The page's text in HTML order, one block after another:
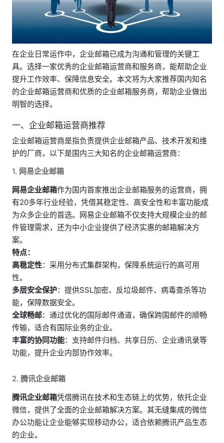
在企业日常运作中，企业邮箱已成为沟通和管理的关键工
具。选择一家优秀的企业邮箱运营商和服务商，能帮助企业
提升工作效率、保障信息安全。本文将为大家推荐国内知名
的企业邮箱运营商和优质的企业邮箱服务商，帮助企业做出
明智的选择。
一、企业邮箱运营商推荐
企业邮箱运营商是指负责提供企业邮箱产品、技术开发和维
护的厂商，以下是国内三大知名的企业邮箱运营商：
1. 网易企业邮箱
网易企业邮箱作为国内首家推出企业邮箱服务的运营商，拥
有20多年行业经验，凭借其稳定性、高安全性和丰富功能成
为众多企业的首选。网易企业邮箱不仅支持大规模企业的邮
件管理需求，还为中小企业提供了经济实惠的邮箱解决方
案。
特点：
高稳定性：采用分布式集群架构，保障系统运行的高可用
性。
多层安全保护：提供SSL加密、反垃圾邮件、病毒查杀等功
能，保障数据安全。
全球畅邮：通过优化的国际邮件通道，确保跨国邮件的顺畅
传输，适合有国际业务的企业。
丰富的协同功能：支持邮件归档、共享日历、企业通讯录等
功能，提升企业内部协作效率。
2. 腾讯企业邮箱
腾讯企业邮箱凭借腾讯在技术和生态链上的优势，依托企业
微信，提供了全面的企业邮箱解决方案。其无缝集成的微信
办公功能让企业能够实现移动办公，适合依赖腾讯产品生态
的企业。